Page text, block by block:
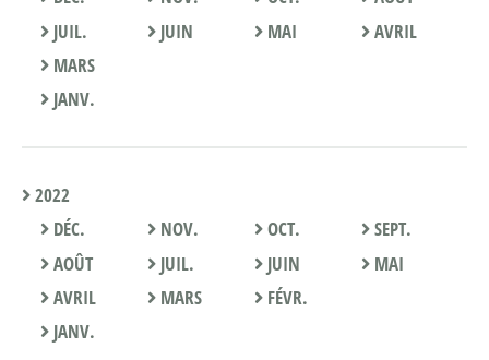
JUIL.
JUIN MAI
AVRIL
MARS
JANV.
2022
DÉC.
NOV. OCT.
SEPT.
AOÛT
JUIL. JUIN
MAI
AVRIL
MARS
FÉVR.
JANV.